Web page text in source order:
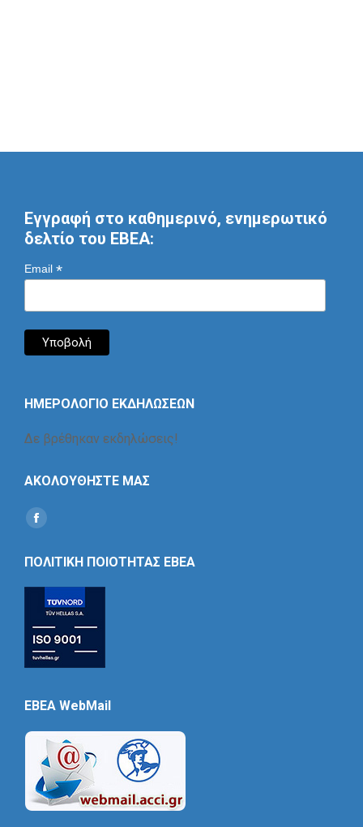
Εγγραφή στο καθημερινό, ενημερωτικό
δελτίο του ΕΒΕΑ:
Email *
ΗΜΕΡΟΛΟΓΙΟ ΕΚΔΗΛΩΣΕΩΝ
Δε βρέθηκαν εκδηλώσεις!
ΑΚΟΛΟΥΘΗΣΤΕ ΜΑΣ
Find us on:
Social
ΠΟΛΙΤΙΚΗ ΠΟΙΟΤΗΤΑΣ ΕΒΕΑ
EBEA WebMail